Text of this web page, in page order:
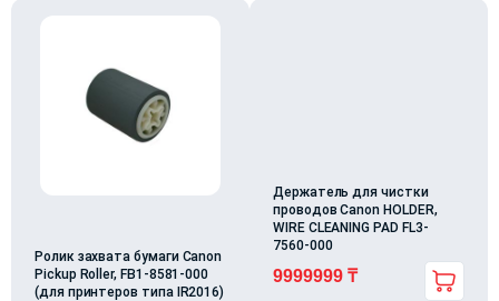
Ролик захвата бумаги Canon
Pickup Roller, FB1-8581-000
(для принтеров типа IR2016)
Держатель для чистки
проводов Canon HOLDER,
WIRE CLEANING PAD FL3-
7560-000
9999999 ₸